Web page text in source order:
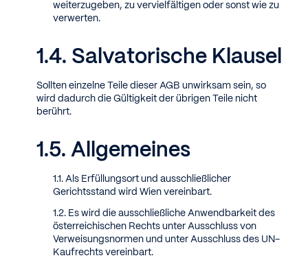
weiterzugeben, zu vervielfältigen oder sonst wie zu
verwerten.
Salvatorische Klausel
Sollten einzelne Teile dieser AGB unwirksam sein, so
wird dadurch die Gültigkeit der übrigen Teile nicht
berührt.
Allgemeines
Als Erfüllungsort und ausschließlicher
Gerichtsstand wird Wien vereinbart.
Es wird die ausschließliche Anwendbarkeit des
österreichischen Rechts unter Ausschluss von
Verweisungsnormen und unter Ausschluss des UN-
Kaufrechts vereinbart.